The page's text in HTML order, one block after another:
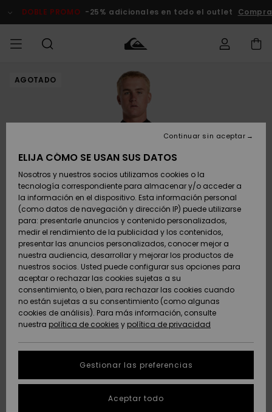
del
DOBLE PROMO -25% adicionales en todo el outlet Comprar
HOMBRE Ropa
Zapatos y
chanclas
Surf
Snow
Novedades
Destacados
Ropa
Zapatos y
chanclas
Surf
Snow
Novedades
Destacados
Shop
Destacados
Snow
SURF
Surf Shop
Hombre
Highlights
Comunidad
SNOW
Tienda
Snow
Hombre
Snow Niños
Tienda
Snow Mujer
Destacados
Comunidad
DOBLE
PROMO
Outlet
Hombre
Outlet
Mujer
AYUDA &
CONTACTO
Accede a tu
pedido
Envio
Devoluciones
Pago
Tarjeta de
regalo
Quiksilver
Freedom
Protección de
datos
personales
Inicia una
conversación
SOSTENIBILIDAD
AGOTADO
ELIJA CÓMO SE USAN SUS DATOS
Nosotros y nuestros socios utilizamos cookies o la
tecnología correspondiente para almacenar y/o acceder a
la información en el dispositivo. Esta información personal
(como datos de navegación y dirección IP) puede utilizarse
para: presentarle anuncios y contenido personalizados,
medir el rendimiento de la publicidad y los contenidos,
presentar las anuncios personalizados, conocer mejor a
nuestra audiencia, desarrollar y mejorar los productos de
nuestros socios. Usted puede configurar sus opciones para
aceptar o rechazar las cookies sujetas a su
consentimiento, o bien, para rechazar las cookies cuando
no están sujetas a su consentimiento (como algunas
cookies de análisis). Para más información, consulte
nuestra política de cookies y política de privacidad
Gestionar las preferencias
Continuar sin aceptar
Aceptar todo